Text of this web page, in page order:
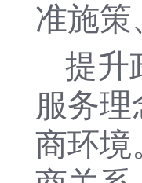
准施策
提升
服务
商环境